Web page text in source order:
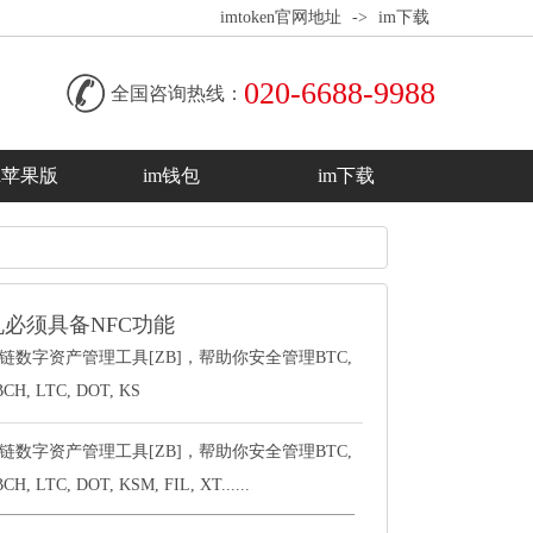
imtoken官网地址 -> im下载
020-6688-9988
全国咨询热线：
果版 im钱包 im下载
须具备NFC功能
数字资产管理工具[ZB]，帮助你安全管理BTC,
LTC, DOT, KS
数字资产管理工具[ZB]，帮助你安全管理BTC,
LTC, DOT, KSM, FIL, XT......